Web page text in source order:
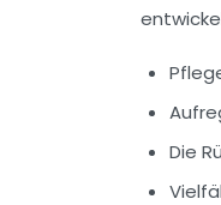
Die